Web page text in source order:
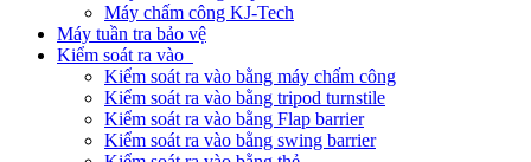
Máy chấm công KJ-Tech
Máy tuần tra bảo vệ
Kiểm soát ra vào
Kiểm soát ra vào bằng máy chấm công
Kiểm soát ra vào bằng tripod turnstile
Kiểm soát ra vào bằng Flap barrier
Kiểm soát ra vào bằng swing barrier